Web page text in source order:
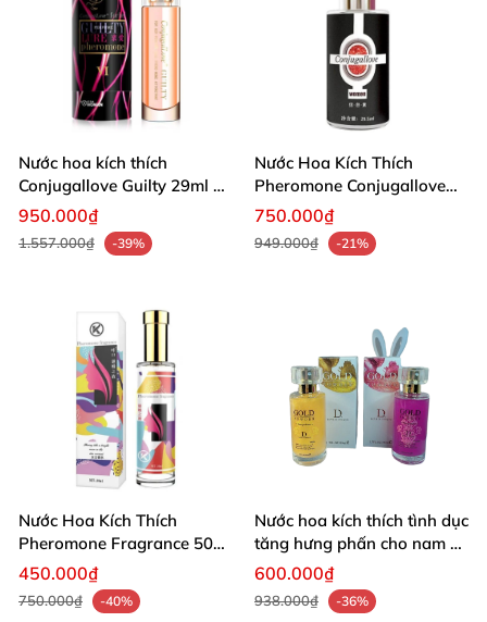
Nước hoa kích thích
Conjugallove Guilty 29ml xịt
lên cơ thể
950.000₫
1.557.000₫ -39%
Nước Hoa Kích Thích
Pheromone Conjugallove
Tăng Ham Muốn
750.000₫
949.000₫ -21%
Nước Hoa Kích Thích
Pheromone Fragrance 50ml
Tăng Hứng Thú Yêu
450.000₫
750.000₫ -40%
Nước hoa kích thích tình dục
tăng hưng phấn cho nam và
nữ
600.000₫
938.000₫ -36%